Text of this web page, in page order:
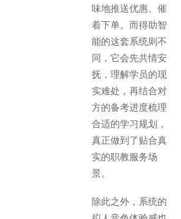
味地推送优惠、催
着下单。而得助智
能的这套系统则不
同，它会先共情安
抚，理解学员的现
实难处，再结合对
方的备考进度梳理
合适的学习规划，
真正做到了贴合真
实的职教服务场
景。
除此之外，系统的